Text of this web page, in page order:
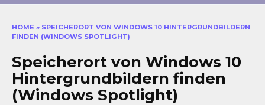
HOME » SPEICHERORT VON WINDOWS 10 HINTERGRUNDBILDERN
FINDEN (WINDOWS SPOTLIGHT)
Speicherort von Windows 10
Hintergrundbildern finden
(Windows Spotlight)